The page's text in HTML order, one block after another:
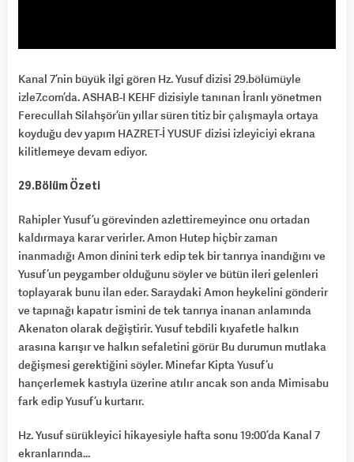
Kanal 7’nin büyük ilgi gören Hz. Yusuf dizisi 29.bölümüyle
izle7.com’da. ASHAB-I KEHF dizisiyle tanınan İranlı yönetmen
Ferecullah Silahşör’ün yıllar süren titiz bir çalışmayla ortaya
koyduğu dev yapım HAZRET-İ YUSUF dizisi izleyiciyi ekrana
kilitlemeye devam ediyor.
29.Bölüm Özeti
Rahipler Yusuf’u görevinden azlettiremeyince onu ortadan
kaldırmaya karar verirler. Amon Hutep hiçbir zaman
inanmadığı Amon dinini terk edip tek bir tanrıya inandığını ve
Yusuf’un peygamber olduğunu söyler ve bütün ileri gelenleri
toplayarak bunu ilan eder. Saraydaki Amon heykelini gönderir
ve tapınağı kapatır ismini de tek tanrıya inanan anlamında
Akenaton olarak değiştirir. Yusuf tebdili kıyafetle halkın
arasına karışır ve halkın sefaletini görür Bu durumun mutlaka
değişmesi gerektiğini söyler. Minefar Kipta Yusuf’u
hançerlemek kastıyla üzerine atılır ancak son anda Mimisabu
fark edip Yusuf’u kurtarır.
Hz. Yusuf sürükleyici hikayesiyle hafta sonu 19:00’da Kanal 7
ekranlarında…